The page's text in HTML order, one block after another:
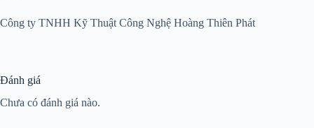
Công ty TNHH Kỹ Thuật Công Nghệ Hoàng Thiên Phát
Đánh giá
Chưa có đánh giá nào.